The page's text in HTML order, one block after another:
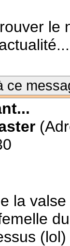
le
ce
la valse
(lol)